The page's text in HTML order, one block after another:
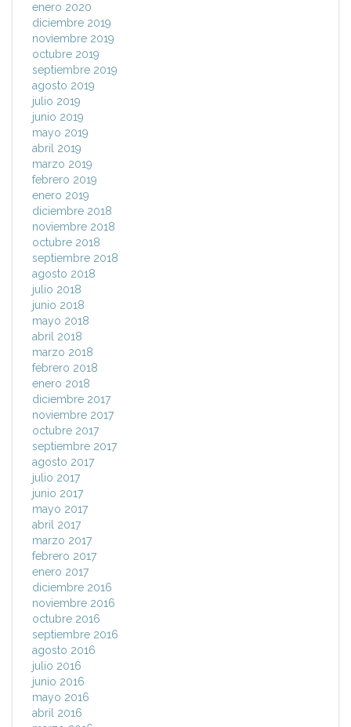
enero 2020
diciembre 2019
noviembre 2019
octubre 2019
septiembre 2019
agosto 2019
julio 2019
junio 2019
mayo 2019
abril 2019
marzo 2019
febrero 2019
enero 2019
diciembre 2018
noviembre 2018
octubre 2018
septiembre 2018
agosto 2018
julio 2018
junio 2018
mayo 2018
abril 2018
marzo 2018
febrero 2018
enero 2018
diciembre 2017
noviembre 2017
octubre 2017
septiembre 2017
agosto 2017
julio 2017
junio 2017
mayo 2017
abril 2017
marzo 2017
febrero 2017
enero 2017
diciembre 2016
noviembre 2016
octubre 2016
septiembre 2016
agosto 2016
julio 2016
junio 2016
mayo 2016
abril 2016